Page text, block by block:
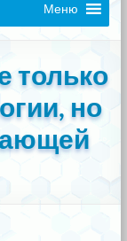
Меню
только
но